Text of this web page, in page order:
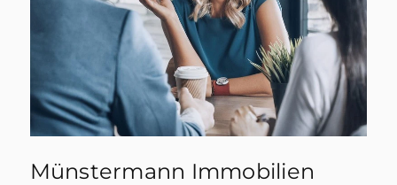
Münstermann Immobilien